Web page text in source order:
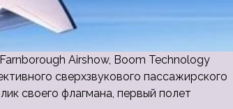
Airshow, Boom Technology
сверхзвукового пассажирского
своего флагмана, первый полет